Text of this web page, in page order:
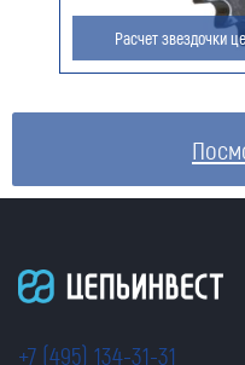
Расчет звездочки
+7 (495) 134-31-31